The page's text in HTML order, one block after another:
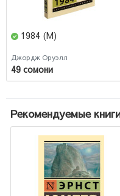
1984 (М)
Джордж Оруэлл
49 сомони
Рекомендуемые